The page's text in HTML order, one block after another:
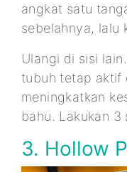
angkat satu
sebelahnya, lalu
Ulangi di sisi
tubuh tetap aktif
meningkatkan
bahu. Lakukan
3. Hollow